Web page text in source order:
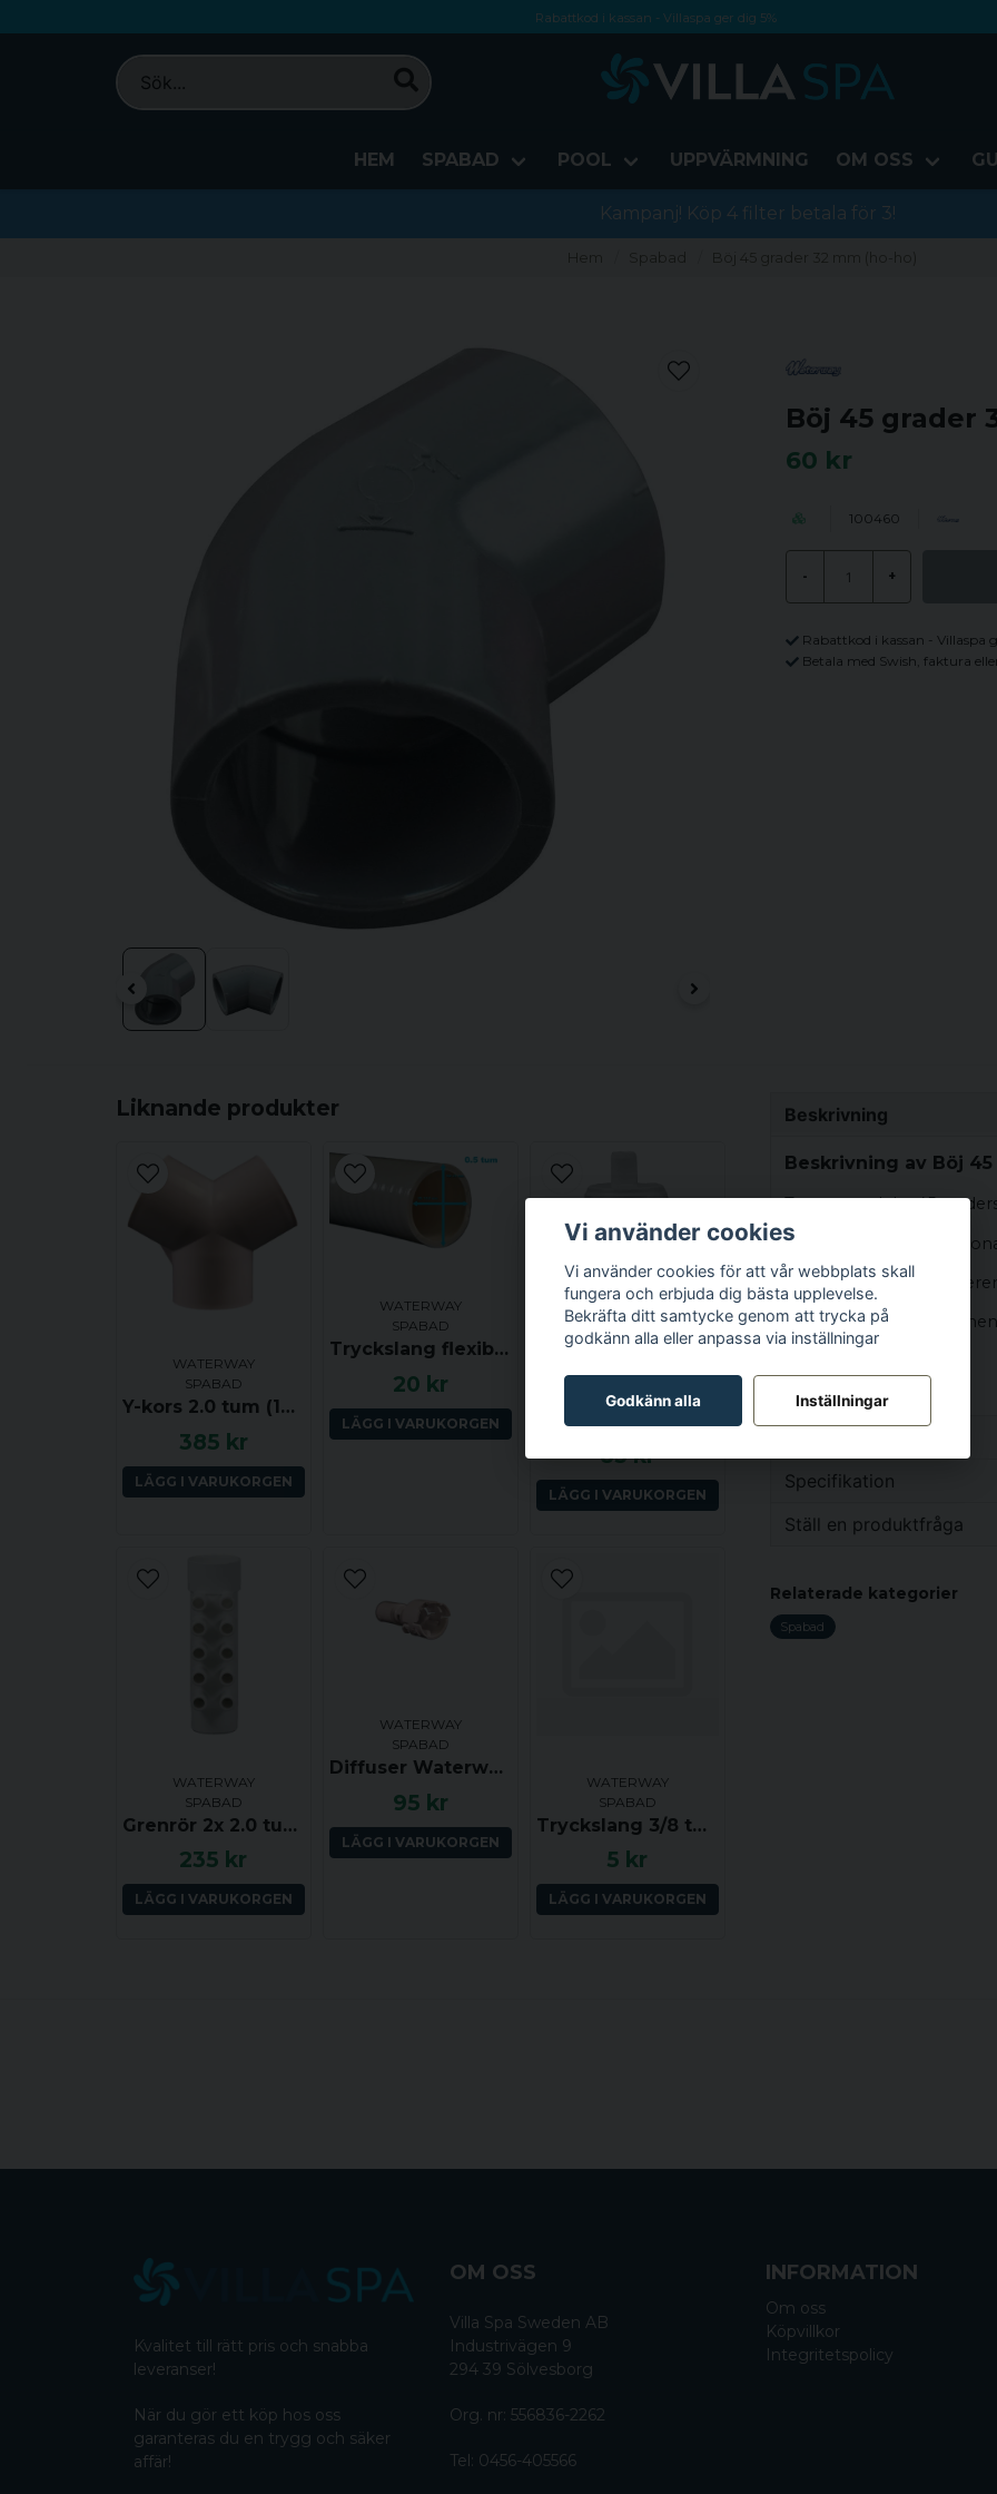
Rabattkod i kassan - Villaspa ger dig 5%
Fri frakt från 1000 kr!
Betala med Swish, faktura eller kontokort
HEM SPABAD POOL UPPVÄRMNING OM OSS
Kampanj! Köp 4 filter betala för 3!
Hem Spabad Böj 45 grader 32 mm (ho-ho)
Böj 45 grader
60 kr
100460
- +
Rabattkod i kassan - Villaspa
Betala med Swish, faktura
Liknande produkter
WATERWAY
SPABAD
Y-kors 2.0 tum (120 grader) ho-ho-ho
385 kr
LÄGG I VARUKORGEN
WATERWAY
SPABAD
Tryckslang flexibel
20 kr
LÄGG I VARUKORGEN
WATERWAY
SPABAD
85 kr
LÄGG I VARUKORGEN
WATERWAY
SPABAD
Grenrör 2x 2.0 tum (ha-ho) till 10x 0.75 tum (ha)
235 kr
LÄGG I VARUKORGEN
WATERWAY
SPABAD
Diffuser Waterway Clusterstorm (klick)
95 kr
LÄGG I VARUKORGEN
WATERWAY
SPABAD
Tryckslang 3/8 tum (YD ca 14 mm, ID ca 9.5 mm) per dm
5 kr
LÄGG I VARUKORGEN
Beskrivning
Beskrivning av Böj
Typ av produkt: 45
Specifikation: Hona /
Mest vanlig storlek
Övergripande yttre
Invändig diameter
Ytterligare anteckningar:
Vikt
Specifikation
Vikt
Ställ en produktfråga
Fråga oss något om
Relaterade kategorier
Spabad
Kvalitet till rätt pris och snabba
leveranser!
När du gör ett köp hos oss
garanteras du en trygg och säker
affär!
OM OSS
Villa Spa Sweden AB
Industrivägen 9
294 39 Sölvesborg
Org. nr: 556836-2262
Tel: 0456-405566
INFORMATION
Om oss
Köpvillkor
Integritetspolicy
Vi använder cookies
Vi använder cookies för att vår webbplats skall
fungera och erbjuda dig bästa upplevelse.
Bekräfta ditt samtycke genom att trycka på
godkänn alla eller anpassa via inställningar
Godkänn alla Inställningar